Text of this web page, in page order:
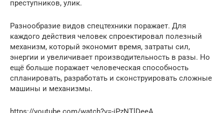
преступников, улик.
Разнообразие видов спецтехники поражает. Для
каждого действия человек спроектировал полезный
механизм, который экономит время, затраты сил,
энергии и увеличивает производительность в разы. Но
ещё больше поражает человеческая способность
спланировать, разработать и сконструировать сложные
машины и механизмы.